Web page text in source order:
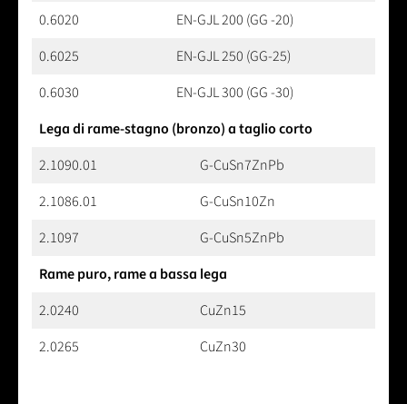
0.6020
EN-GJL 200 (GG -20)
0.6025
EN-GJL 250 (GG-25)
0.6030
EN-GJL 300 (GG -30)
Lega di rame-stagno (bronzo) a taglio corto
2.1090.01
G-CuSn7ZnPb
2.1086.01
G-CuSn10Zn
2.1097
G-CuSn5ZnPb
Rame puro, rame a bassa lega
2.0240
CuZn15
2.0265
CuZn30